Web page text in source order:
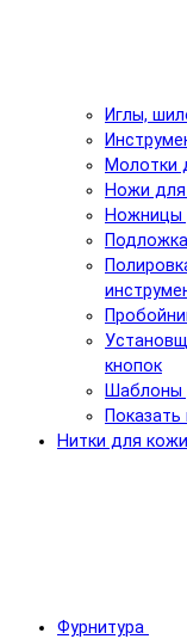
Иглы,
Молотки
Ножи
Ножницы
кнопок
Шаблоны
Показать
Нитки для кожи
Фурнитура